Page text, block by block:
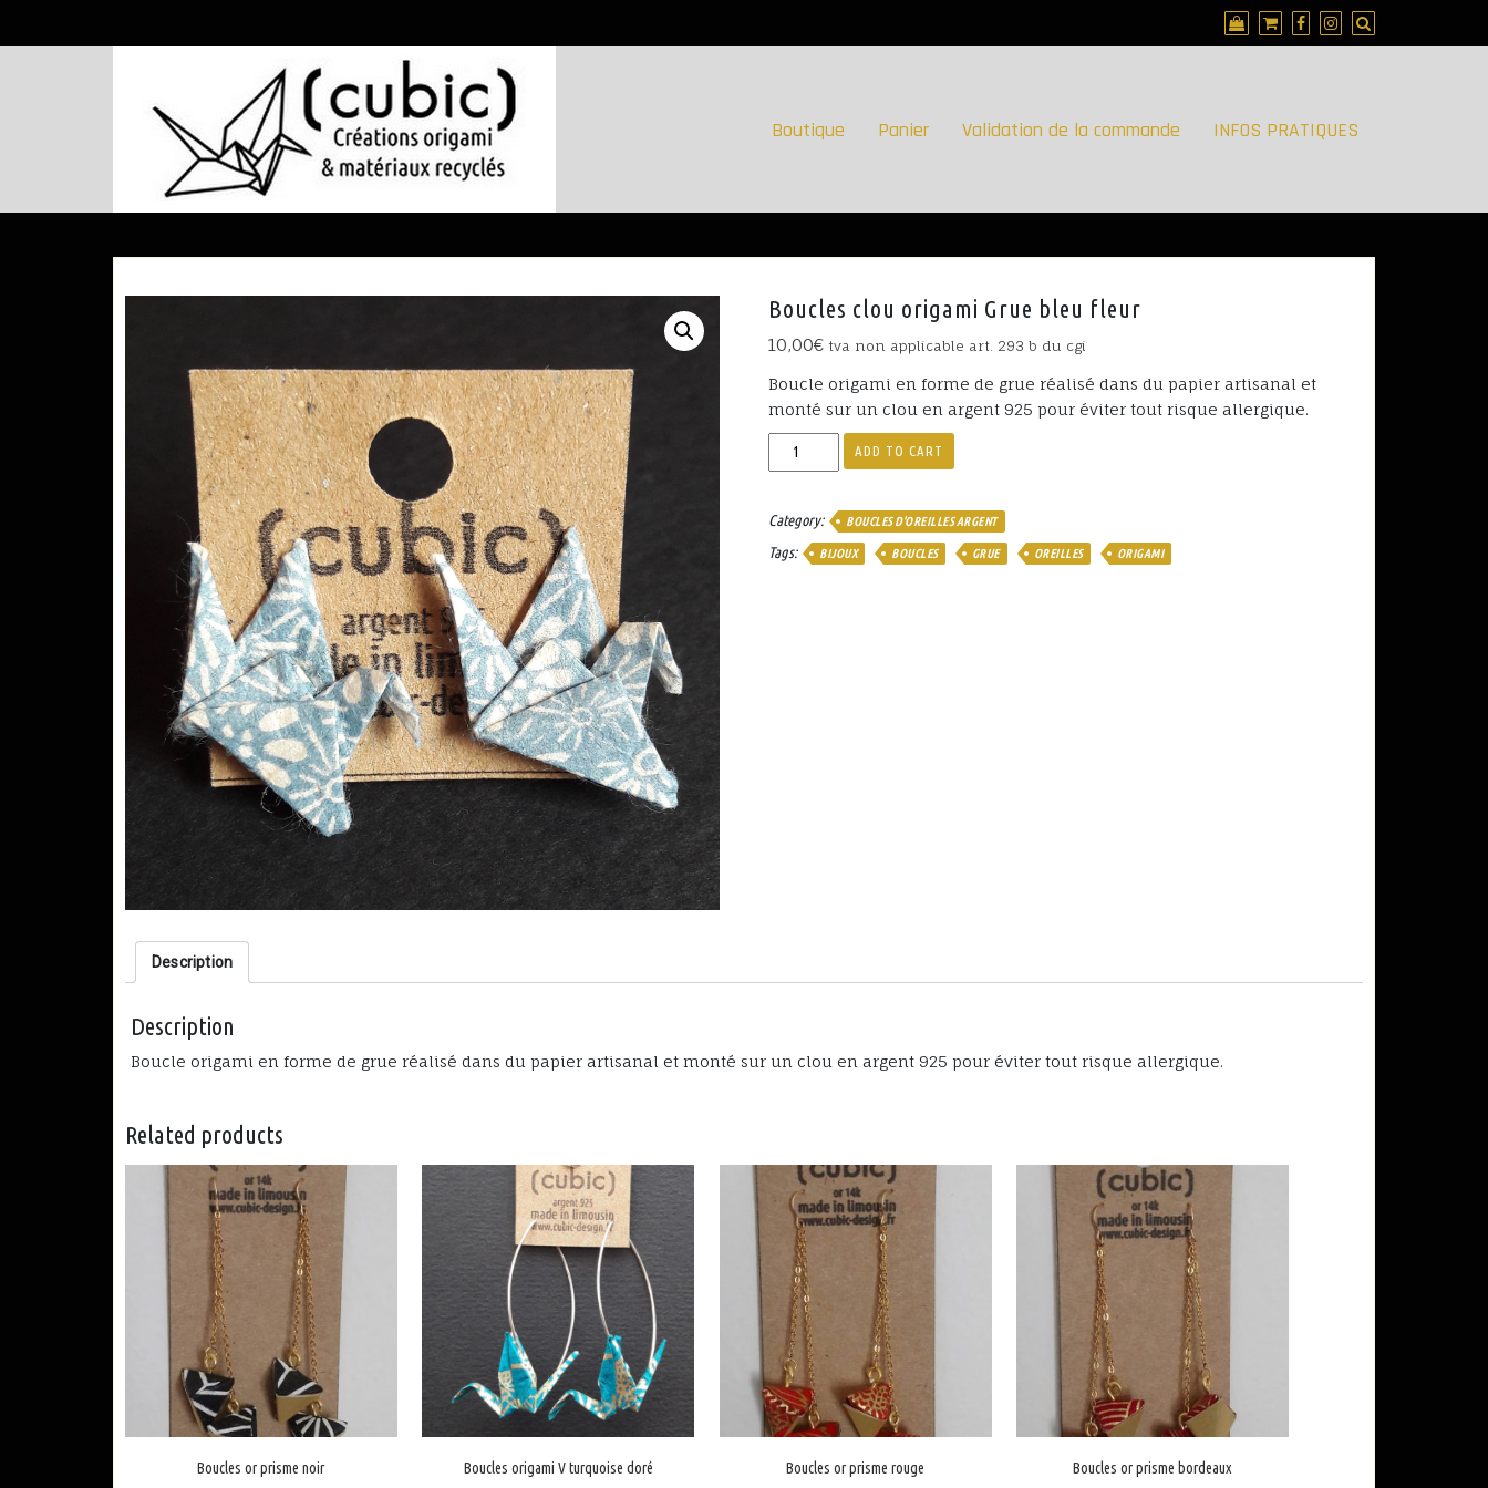
Boutique Panier Validation de la commande INFOS PRATIQUES
Boucles clou origami Grue bleu fleur
10,00€ tva non applicable art. 293 b du cgi
Boucle origami en forme de grue réalisé dans du papier artisanal et
monté sur un clou en argent 925 pour éviter tout risque allergique.
Boucles
Grue
fleur
ADD TO CART
Category: BOUCLES D'OREILLES ARGENT
Tags: BIJOUX BOUCLES GRUE OREILLES ORIGAMI
Description
Description
Boucle origami en forme de grue réalisé dans du papier artisanal et monté sur un clou en argent 925 pour éviter tout risque allergique.
Related products
Boucles or prisme noir Boucles origami V turquoise doré Boucles or prisme rouge Boucles or prisme bordeaux